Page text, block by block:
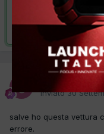
stive
Inviato30
salve ho questa vettura
errore.